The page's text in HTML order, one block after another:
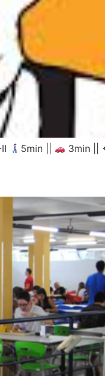
5min || 3min ||